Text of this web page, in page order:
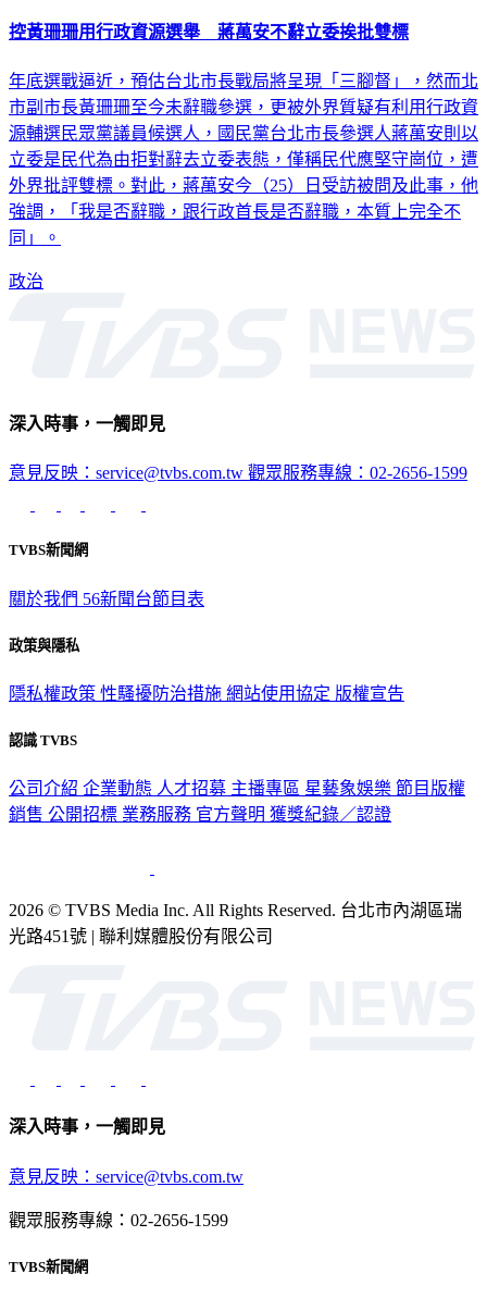
控黃珊珊用行政資源選舉 蔣萬安不辭立委挨批雙標
年底選戰逼近，預估台北市長戰局將呈現「三腳督」，然而北
市副市長黃珊珊至今未辭職參選，更被外界質疑有利用行政資
源輔選民眾黨議員候選人，國民黨台北市長參選人蔣萬安則以
立委是民代為由拒對辭去立委表態，僅稱民代應堅守崗位，遭
外界批評雙標。對此，蔣萬安今（25）日受訪被問及此事，他
強調，「我是否辭職，跟行政首長是否辭職，本質上完全不
同」。
政治
深入時事，一觸即見
意見反映：service@tvbs.com.tw 觀眾服務專線：02-2656-1599
TVBS新聞網
關於我們 56新聞台節目表
政策與隱私
隱私權政策 性騷擾防治措施 網站使用協定 版權宣告
認識 TVBS
公司介紹 企業動態 人才招募 主播專區 星藝象娛樂 節目版權
銷售 公開招標 業務服務 官方聲明 獲獎紀錄／認證
2026 © TVBS Media Inc. All Rights Reserved. 台北市內湖區瑞
光路451號 | 聯利媒體股份有限公司
深入時事，一觸即見
意見反映：service@tvbs.com.tw
觀眾服務專線：02-2656-1599
TVBS新聞網